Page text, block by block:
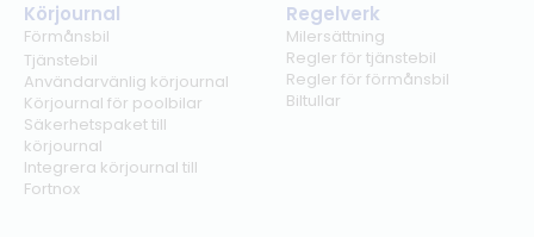
Körjournal
Förmånsbil
Tjänstebil
Användarvänlig körjournal
Körjournal för poolbilar
Säkerhetspaket till
körjournal
Integrera körjournal till
Fortnox
Regelverk
Milersättning
Regler för tjänstebil
Regler för förmånsbil
Biltullar